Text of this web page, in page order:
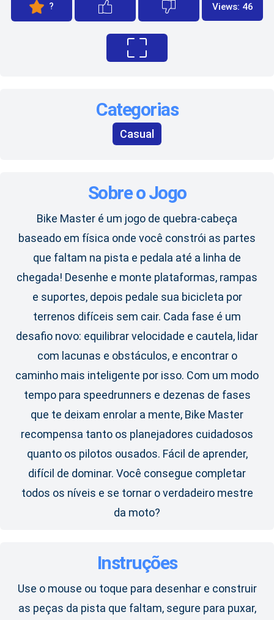
? Views: 46
Categorias
Casual
Sobre o Jogo
Bike Master é um jogo de quebra-cabeça
baseado em física onde você constrói as partes
que faltam na pista e pedala até a linha de
chegada! Desenhe e monte plataformas, rampas
e suportes, depois pedale sua bicicleta por
terrenos difíceis sem cair. Cada fase é um
desafio novo: equilibrar velocidade e cautela, lidar
com lacunas e obstáculos, e encontrar o
caminho mais inteligente por isso. Com um modo
tempo para speedrunners e dezenas de fases
que te deixam enrolar a mente, Bike Master
recompensa tanto os planejadores cuidadosos
quanto os pilotos ousados. Fácil de aprender,
difícil de dominar. Você consegue completar
todos os níveis e se tornar o verdadeiro mestre
da moto?
Instruções
Use o mouse ou toque para desenhar e construir
as peças da pista que faltam, segure para puxar,